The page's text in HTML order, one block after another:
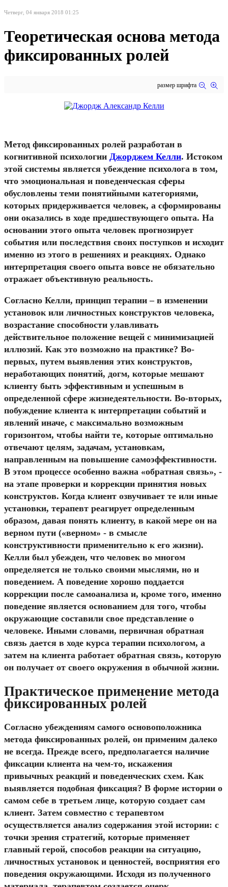
Четверг, 04 января 2018 01:25
Теоретическая основа метода
фиксированных ролей
размер шрифта
Метод фиксированных ролей разработан в
когнитивной психологии Джорджем Келли. Истоком
этой системы является убеждение психолога в том,
что эмоциональная и поведенческая сферы
обусловлены теми понятийными категориями,
которых придерживается человек, а сформированы
они оказались в ходе предшествующего опыта. На
основании этого опыта человек прогнозирует
события или последствия своих поступков и исходит
именно из этого в решениях и реакциях. Однако
интерпретация своего опыта вовсе не обязательно
отражает объективную реальность.
Согласно Келли, принцип терапии – в изменении
установок или личностных конструктов человека,
возрастание способности улавливать
действительное положение вещей с минимизацией
иллюзий. Как это возможно на практике? Во-
первых, путем выявления этих конструктов,
неработающих понятий, догм, которые мешают
клиенту быть эффективным и успешным в
определенной сфере жизнедеятельности. Во-вторых,
побуждение клиента к интерпретации событий и
явлений иначе, с максимально возможным
горизонтом, чтобы найти те, которые оптимально
отвечают целям, задачам, установкам,
направленным на повышение самоэффективности.
В этом процессе особенно важна «обратная связь», -
на этапе проверки и коррекции принятия новых
конструктов. Когда клиент озвучивает те или иные
установки, терапевт реагирует определенным
образом, давая понять клиенту, в какой мере он на
верном пути («верном» - в смысле
конструктивности применительно к его жизни).
Келли был убежден, что человек во многом
определяется не только своими мыслями, но и
поведением. А поведение хорошо поддается
коррекции после самоанализа и, кроме того, именно
поведение является основанием для того, чтобы
окружающие составили свое представление о
человеке. Иными словами, первичная обратная
связь дается в ходе курса терапии психологом, а
затем на клиента работает обратная связь, которую
он получает от своего окружения в обычной жизни.
Практическое применение метода
фиксированных ролей
Согласно убеждениям самого основоположника
метода фиксированных ролей, он применим далеко
не всегда. Прежде всего, предполагается наличие
фиксации клиента на чем-то, искажения
привычных реакций и поведенческих схем. Как
выявляется подобная фиксация? В форме истории о
самом себе в третьем лице, которую создает сам
клиент. Затем совместно с терапевтом
осуществляется анализ содержания этой истории: с
точки зрения стратегий, которые применяет
главный герой, способов реакции на ситуацию,
личностных установок и ценностей, восприятия его
поведения окружающими. Исходя из полученного